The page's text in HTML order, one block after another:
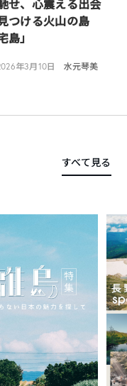
せ、心震える出会
つける火山の島
島」
年3月10日 水元琴美
すべて見る